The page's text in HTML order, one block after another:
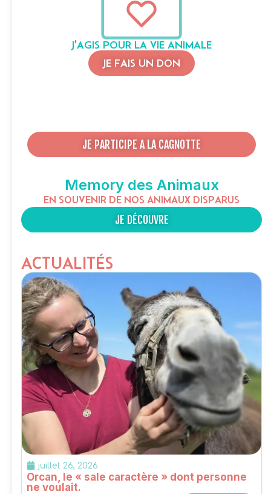
J'AGIS POUR LA VIE ANIMALE
JE FAIS UN DON
JE PARTICIPE A LA CAGNOTTE
Memory des Animaux
EN SOUVENIR DE NOS ANIMAUX DISPARUS
JE DÉCOUVRE
ACTUALITÉS
juillet 26, 2026
Orcan, le « sale caractère » dont personne
ne voulait.